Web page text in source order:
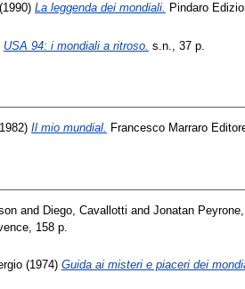
(1990) La leggenda dei mondiali. Pindaro
USA 94: i mondiali a ritroso. s.n., 37 p.
Il mio mundial. Francesco Marraro
and Diego, Cavallotti and Jonatan
158 p.
(1974) Guida ai misteri e piaceri dei